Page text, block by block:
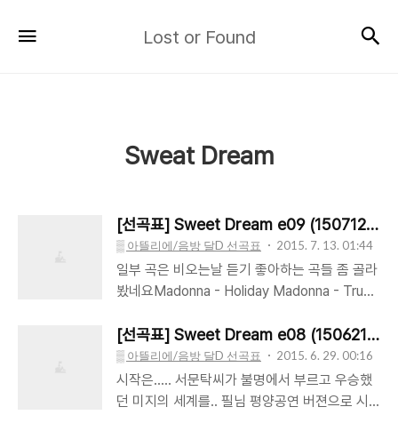
or
Lost or Found
Sweat Dream
[선곡표] Sweet Dream e09 (150712) 비
▒ 아뜰리에/음방 달D 선곡표 2015. 7. 13. 01:44
일부 곡은 비오는날 듣기 좋아하는 곡들 좀 골라
봤네요Madonna - Holiday Madonna - True
Words F. R. David - Words 조용필 - 태양의
눈 조용필 - 오늘도 张学友 - [吻别 #10] 秋意
浓 최수민 - ♬후회없는이별 조용필 - 일성(一
聲) 조용필 - With 조용필 - [Hello CD1 #05]
[선곡표] Sweet Dream e08 (150621) 미
▒ 아뜰리에/음방 달D 선곡표 2015. 6. 29. 00:16
시작은..... 서문탁씨가 불명에서 부르고 우승했
던 미지의 세계를.. 필님 평양공연 버젼으로 시